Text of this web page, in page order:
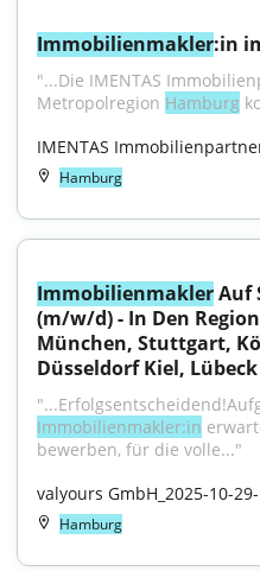
Immobilienmakler:in
"...Die IMENTAS
Metropolregion Hamburg
IMENTAS
Hamburg
Immobilienmakler Auf
(m/w/d) - In Den
München, Stuttgart,
Düsseldorf Kiel, Lübeck
Immobilienmakler:in
bewerben, für die volle..."
valyours GmbH_2025-10-
Hamburg